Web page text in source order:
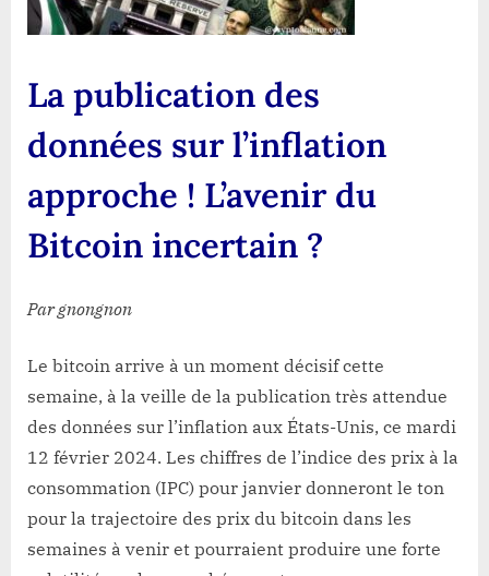
La publication des
données sur l’inflation
approche ! L’avenir du
Bitcoin incertain ?
Par gnongnon
Le bitcoin arrive à un moment décisif cette
semaine, à la veille de la publication très attendue
des données sur l’inflation aux États-Unis, ce mardi
12 février 2024. Les chiffres de l’indice des prix à la
consommation (IPC) pour janvier donneront le ton
pour la trajectoire des prix du bitcoin dans les
semaines à venir et pourraient produire une forte